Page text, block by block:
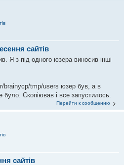
сайтів
Я з-під одного юзера виносив інші
brainycp/tmp/users юзер був, а в
Скопіював і все запустилось.
Перейти к сообщению
сайтів